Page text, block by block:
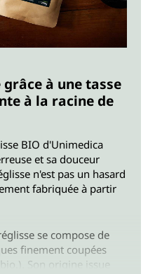
à une tasse
à la racine de
BIO d'Unimedica
et sa douceur
n'est pas un hasard
fabriquée à partir
se compose de
finement coupées
Son origine issue